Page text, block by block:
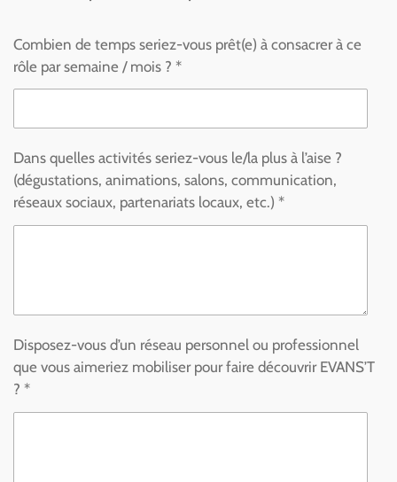
Combien de temps seriez-vous prêt(e) à consacrer à ce
rôle par semaine / mois ? *
Dans quelles activités seriez-vous le/la plus à l’aise ?
(dégustations, animations, salons, communication,
réseaux sociaux, partenariats locaux, etc.) *
Disposez-vous d’un réseau personnel ou professionnel
que vous aimeriez mobiliser pour faire découvrir EVANS’T
? *